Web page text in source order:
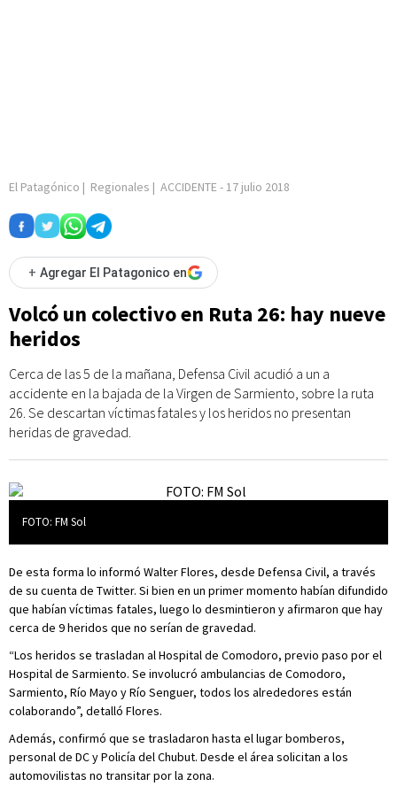
El Patagónico | Regionales | ACCIDENTE- 17 julio 2018
+ Agregar El Patagonico en
Volcó un colectivo en Ruta 26: hay nueve
heridos
Cerca de las 5 de la mañana, Defensa Civil acudió a un a
accidente en la bajada de la Virgen de Sarmiento, sobre la ruta
26. Se descartan víctimas fatales y los heridos no presentan
heridas de gravedad.
FOTO: FM Sol
De esta forma lo informó Walter Flores, desde Defensa Civil, a través
de su cuenta de Twitter. Si bien en un primer momento habían difundido
que habían víctimas fatales, luego lo desmintieron y afirmaron que hay
cerca de 9 heridos que no serían de gravedad.
“Los heridos se trasladan al Hospital de Comodoro, previo paso por el
Hospital de Sarmiento. Se involucró ambulancias de Comodoro,
Sarmiento, Río Mayo y Río Senguer, todos los alrededores están
colaborando”, detalló Flores.
Además, confirmó que se trasladaron hasta el lugar bomberos,
personal de DC y Policía del Chubut. Desde el área solicitan a los
automovilistas no transitar por la zona.